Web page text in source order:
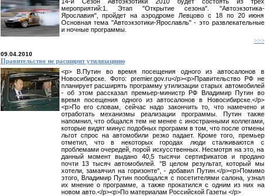
мероприятий:1. Этап "Открытие сезона". "Автоэкзотика-
Ярославия", пройдет на аэродроме Левцово с 18 по 20 июня
Основная тема "Автоэкзотики-Ярославль" - это развлекательные
и ночные программы.
>>>
09.04.2010
Правительство не расширит утилизациию
<p> В.Путин во время посещения одного из автосалонов в
Новосибирске. Фото: premier.gov.ru</p><p>Правительство РФ не
планирует расширять программу утилизации старых автомобилей
- об этом рассказал премьер-министр РФ Владимир Путин во
время посещения одного из автосалонов в Новосибирске.</p>
<p>По его словам, сейчас надо закончить то, что намечено и
отработать механизмы реализации программы. Путин также
напомнил, что общался тем не менее с иностранными коллегами,
которые видят минус подобных программ в том, что после отмены
льгот спрос на автомобили резко падает. Кроме того, премьер
отметил, что в некоторых городах люди сталкиваются с
проблемами очередей, порой искусственных. Несмотря на это, на
данный момент выдано 40,5 тысячи сертификатов и продано
почти 13 тысяч автомобилей. "В целом результат, который мы
хотели, замаячил на горизонте", - добавил Путин.</p><p>Помимо
этого, Владимир Путин пообщался с посетителями салона, узнал
их мнение о программе, а также прокатился с одним из них на
новом авто.</p><p>По материалам Российской Газеты </p>